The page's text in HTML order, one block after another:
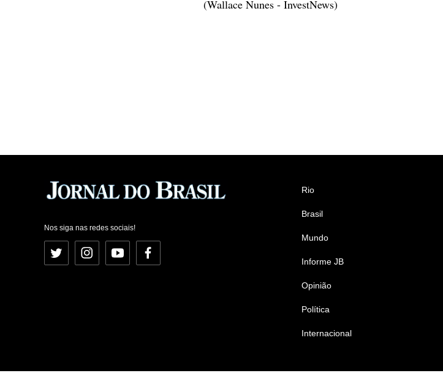
(Wallace Nunes - InvestNews)
Nos siga nas redes sociais!
Twitter InstagramYouTubeFacebook
Rio
Brasil
Mundo
Informe JB
Opinião
Política
Internacional